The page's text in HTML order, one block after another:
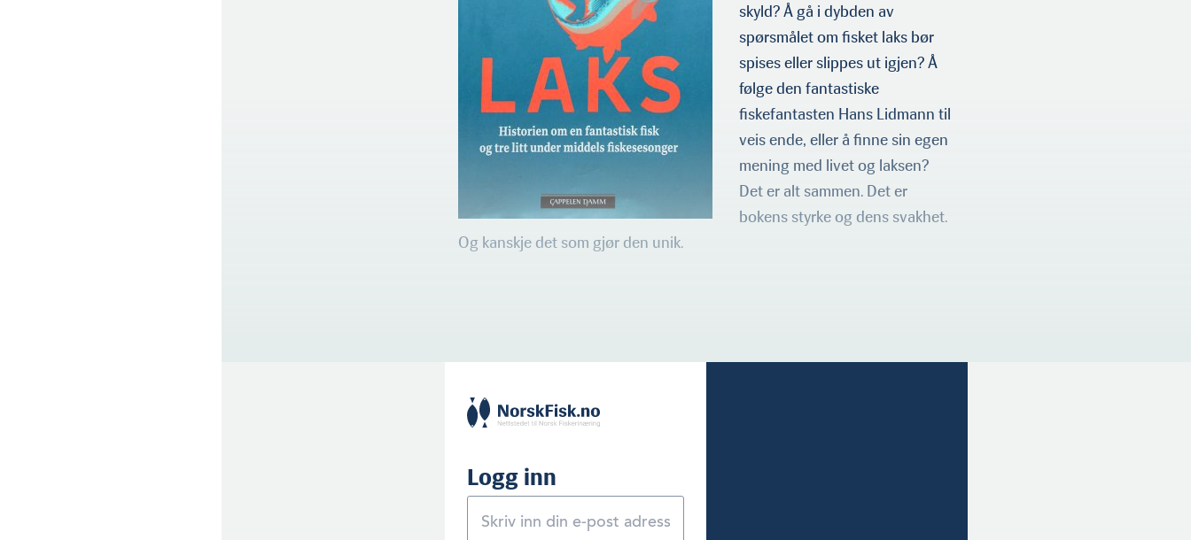
skyld? Å gå i dybden av
spørsmålet om fisket laks bør
spises eller slippes ut igjen? Å
følge den fantastiske
fiskefantasten Hans Lidmann til
veis ende, eller å finne sin egen
mening med livet og laksen?
Det er alt sammen. Det er
bokens styrke og dens svakhet.
Og kanskje det som gjør den unik.
Logg inn